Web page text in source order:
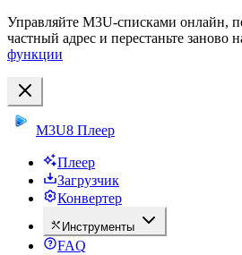
Управляйте M3U-списками онлайн,
частный адрес и перестаньте заново
функции
M3U8 Плеер
Плеер
Загрузчик
Конвертер
Инструменты
FAQ